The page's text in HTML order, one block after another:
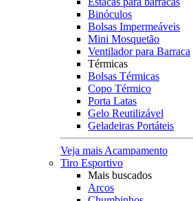
Binóculos
Bolsas Impermeáveis
Mini Mosquetão
Ventilador para Barraca
Térmicas
Bolsas Térmicas
Copo Térmico
Porta Latas
Gelo Reutilizável
Geladeiras Portáteis
Veja mais Acampamento
Tiro Esportivo
Mais buscados
Arcos